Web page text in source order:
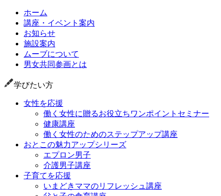
ホーム
講座・イベント案内
お知らせ
施設案内
ムーブについて
男女共同参画とは
学びたい方
女性を応援
働く女性に贈るお役立ちワンポイントセミナー
健康講座
働く女性のためのステップアップ講座
おとこの魅力アップシリーズ
エプロン男子
介護男子講座
子育てを応援
いまどきママのリフレッシュ講座